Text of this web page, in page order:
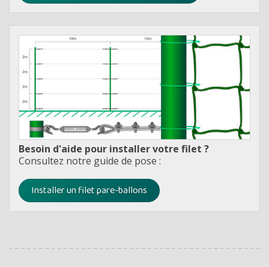
Besoin d'aide pour installer votre filet ?
Consultez notre guide de pose :
Installer un filet pare-ballons